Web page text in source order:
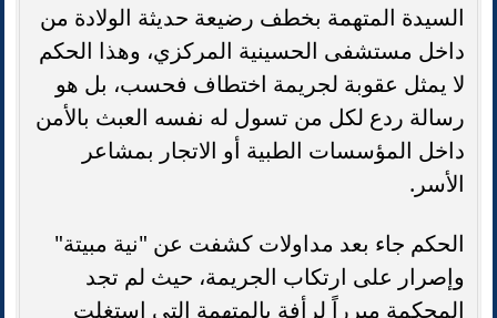
السيدة المتهمة بخطف رضيعة حديثة الولادة من
داخل مستشفى الحسينية المركزي، وهذا الحكم
لا يمثل عقوبة لجريمة اختطاف فحسب، بل هو
رسالة ردع لكل من تسول له نفسه العبث بالأمن
داخل المؤسسات الطبية أو الاتجار بمشاعر
الأسر.
الحكم جاء بعد مداولات كشفت عن "نية مبيتة"
وإصرار على ارتكاب الجريمة، حيث لم تجد
المحكمة مبرراً لرأفة بالمتهمة التي استغلت